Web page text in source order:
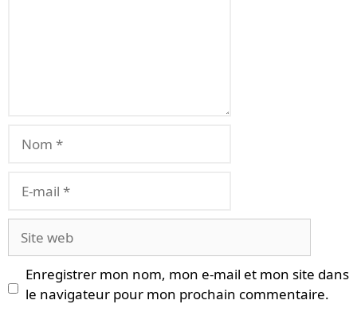
mail
web
Enregistrer mon nom, mon e-mail et mon site dans
le navigateur pour mon prochain commentaire.